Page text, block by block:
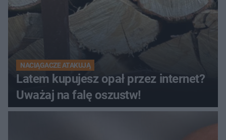
NACIĄGACZE ATAKUJĄ
Latem kupujesz opał przez internet?
Uważaj na falę oszustw!